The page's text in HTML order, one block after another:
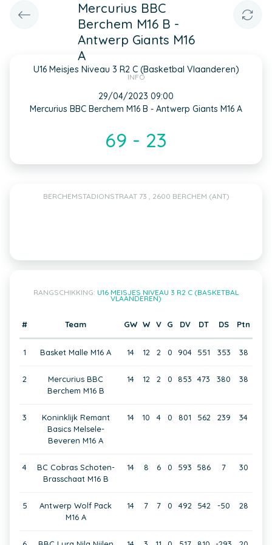
Mercurius BBC
Berchem M16 B -
Antwerp Giants M16
A
U16 Meisjes Niveau 3 R2 C (Basketbal Vlaanderen)
INFO
29/04/2023 09:00
Mercurius BBC Berchem M16 B - Antwerp Giants M16 A
69 - 23
BERCHEMSTADIONSTRAAT 73 , 2600 BERCHEM (ANT)
RANGSCHIKKING: U16 MEISJES NIVEAU 3 R2 C (BASKETBAL
VLAANDEREN)
# Team GW W V G DV DT DS Ptn
1 Basket Malle M16 A 14 12 2 0 904 551 353 38
2
Mercurius BBC
Berchem M16 B
14 12 2 0 853 473 380 38
3
Koninklijk Remant
Basics Melsele-
Beveren M16 A
14 10 4 0 801 562 239 34
4
BC Cobras Schoten-
Brasschaat M16 B
14 8 6 0 593 586 7 30
5
Antwerp Wolf Pack
M16 A
14 7 7 0 492 542 -50 28